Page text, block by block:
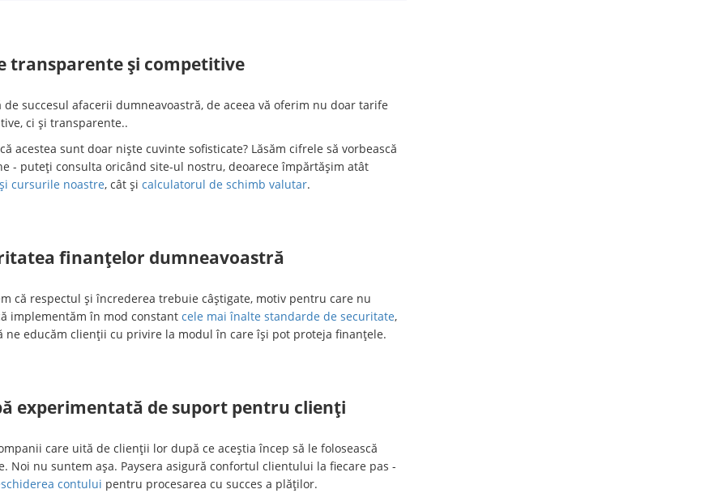
transparente și competitive
de succesul afacerii dumneavoastră, de aceea vă oferim nu doar tarife
ci și transparente..
acestea sunt doar niște cuvinte sofisticate? Lăsăm cifrele să vorbească
- puteți consulta oricând site-ul nostru, deoarece împărtășim atât
cursurile noastre, cât și calculatorul de schimb valutar.
finanțelor dumneavoastră
că respectul și încrederea trebuie câștigate, motiv pentru care nu
implementăm în mod constant cele mai înalte standarde de securitate,
ne educăm clienții cu privire la modul în care își pot proteja finanțele.
experimentată de suport pentru clienți
care uită de clienții lor după ce aceștia încep să le folosească
Noi nu suntem așa. Paysera asigură confortul clientului la fiecare pas -
contului pentru procesarea cu succes a plăților.